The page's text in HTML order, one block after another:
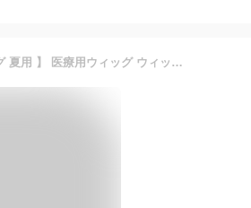
返品・色交換OK【 接触冷感 素肌ウィッグ 夏用 】 医療用ウィッグ ウィッグ ロング 自然 夏 涼しい 棉 ミディアム セミロング レディース 人工毛 快適 フルウィッグ 医療用 家用 冷感 ひんやり コットン ウイッグ かつら 帽子 医療用帽子 バレない 抗がん剤 FKR